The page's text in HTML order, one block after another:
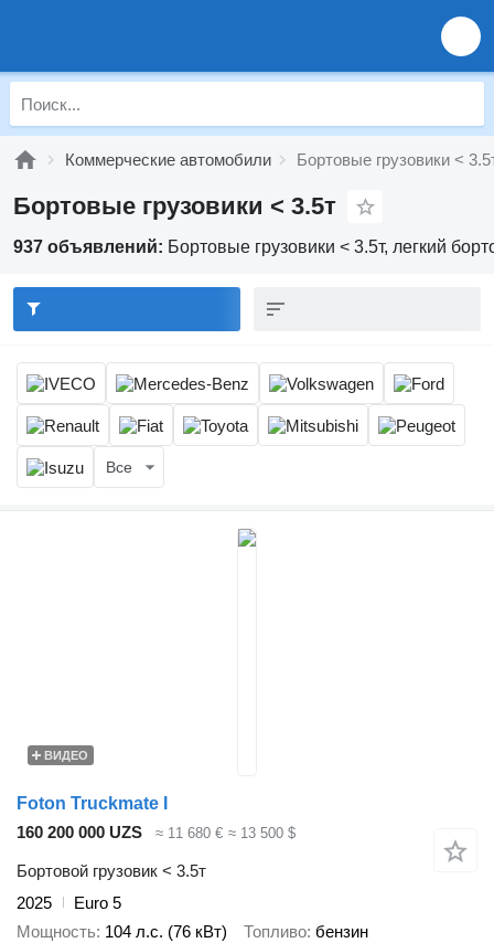
Коммерческие автомобили Бортовые грузовики <
Бортовые грузовики < 3.5т
937 объявлений: Бортовые грузовики < 3.5т, легкий
Все
ВИДЕО
Foton Truckmate I
160 200 000 UZS
≈ 11 680 € ≈ 13 500 $
Бортовой грузовик < 3.5т
2025
Euro 5
Мощность 104 л.с. (76 кВт) Топливо бензин